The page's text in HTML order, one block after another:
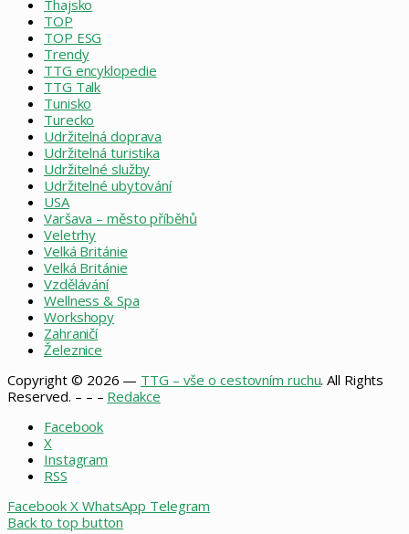
Thajsko
TOP
TOP ESG
Trendy
TTG encyklopedie
TTG Talk
Tunisko
Turecko
Udržitelná doprava
Udržitelná turistika
Udržitelné služby
Udržitelné ubytování
USA
Varšava – město příběhů
Veletrhy
Velká Británie
Velká Británie
Vzdělávání
Wellness & Spa
Workshopy
Zahraničí
Železnice
Copyright © 2026 — TTG – vše o cestovním ruchu. All Rights
Reserved. – – – Redakce
Facebook
X
Instagram
RSS
Facebook X WhatsApp Telegram
Back to top button